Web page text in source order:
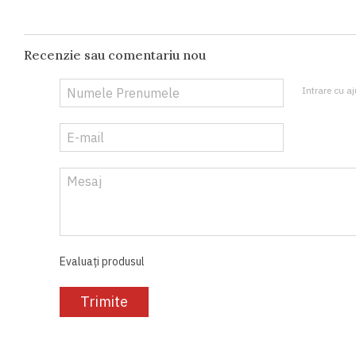
Recenzie sau comentariu nou
Intrare cu
Evaluați produsul
Trimite